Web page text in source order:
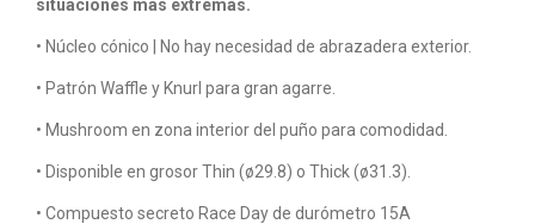
situaciones más extremas.
• Núcleo cónico | No hay necesidad de abrazadera exterior.
• Patrón Waffle y Knurl para gran agarre.
• Mushroom en zona interior del puño para comodidad.
• Disponible en grosor Thin (ø29.8) o Thick (ø31.3).
• Compuesto secreto Race Day de durómetro 15A